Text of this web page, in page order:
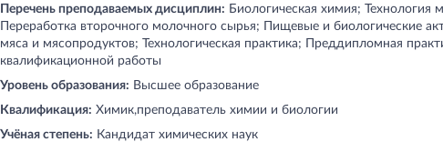
Перечень преподаваемых дисциплин: Биологическая химия;
Переработка второчного молочного сырья; Пищевые и биологические
мяса и мясопродуктов; Технологическая практика; Преддипломная
квалификационной работы
Уровень образования: Высшее образование
Квалификация: Химик,преподаватель химии и биологии
Учёная степень: Кандидат химических наук